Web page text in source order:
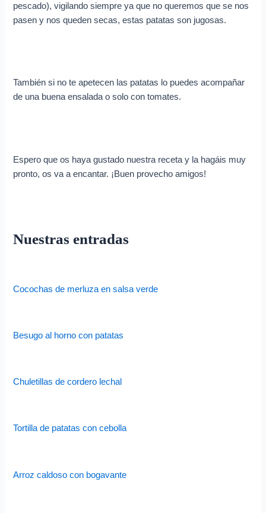
pescado), vigilando siempre ya que no queremos que se nos
pasen y nos queden secas, estas patatas son jugosas.
También si no te apetecen las patatas lo puedes acompañar
de una buena ensalada o solo con tomates.
Espero que os haya gustado nuestra receta y la hagáis muy
pronto, os va a encantar. ¡Buen provecho amigos!
Nuestras entradas
Cocochas de merluza en salsa verde
Besugo al horno con patatas
Chuletillas de cordero lechal
Tortilla de patatas con cebolla
Arroz caldoso con bogavante